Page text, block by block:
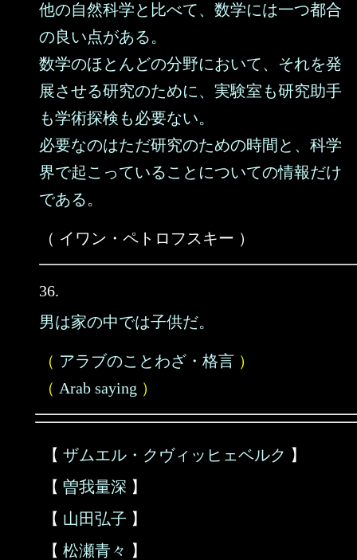
他の自然科学と比べて、数学には一つ都合
の良い点がある。
数学のほとんどの分野において、それを発
展させる研究のために、実験室も研究助手
も学術探検も必要ない。
必要なのはただ研究のための時間と、科学
界で起こっていることについての情報だけ
である。
（ イワン・ペトロフスキー ）
36.
男は家の中では子供だ。
（ アラブのことわざ・格言 ）
（ Arab saying ）
【 ザムエル・クヴィッヒェベルク 】
【 曽我量深 】
【 山田弘子 】
【 松瀬青々 】